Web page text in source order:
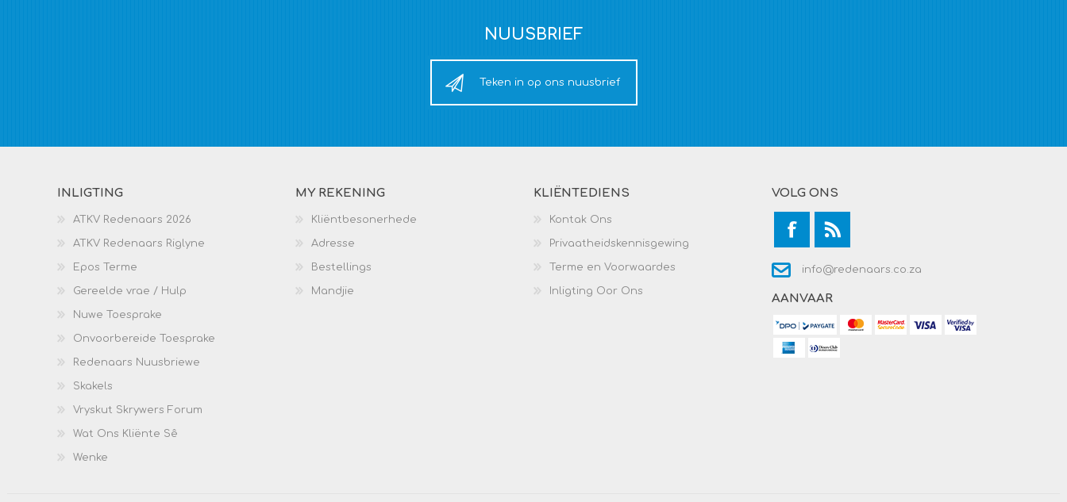
NUUSBRIEF
Teken in op ons nuusbrief
INLIGTING
ATKV Redenaars 2026
ATKV Redenaars Riglyne
Epos Terme
Gereelde vrae / Hulp
Nuwe Toesprake
Onvoorbereide Toesprake
Redenaars Nuusbriewe
Skakels
Vryskut Skrywers Forum
Wat Ons Kliënte Sê
Wenke
MY REKENING
Kliëntbesonerhede
Adresse
Bestellings
Mandjie
KLIËNTEDIENS
Kontak Ons
Privaatheidskennisgewing
Terme en Voorwaardes
Inligting Oor Ons
VOLG ONS
info@redenaars.co.za
AANVAAR